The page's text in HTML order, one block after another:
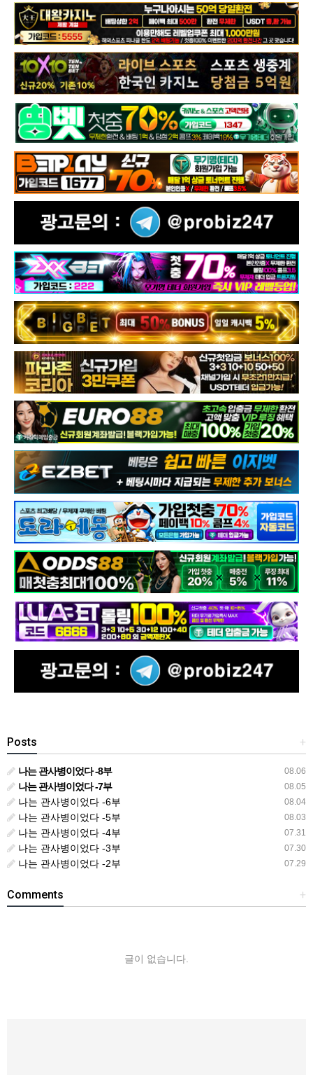
+
Posts
08.06
나는 관사병이었다 -8부
08.05
나는 관사병이었다 -7부
08.04
나는 관사병이었다 -6부
08.03
나는 관사병이었다 -5부
07.31
나는 관사병이었다 -4부
07.30
나는 관사병이었다 -3부
07.29
나는 관사병이었다 -2부
+
Comments
글이 없습니다.